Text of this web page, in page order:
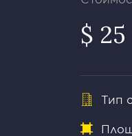
$
Тип